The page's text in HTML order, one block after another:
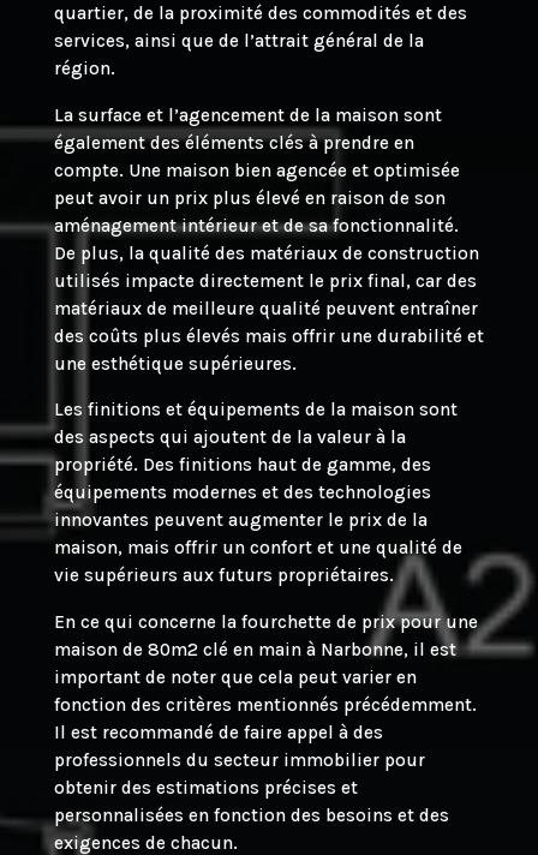
quartier, de la proximité des commodités et des
services, ainsi que de l’attrait général de la
région.
La surface et l’agencement de la maison sont
également des éléments clés à prendre en
compte. Une maison bien agencée et optimisée
peut avoir un prix plus élevé en raison de son
aménagement intérieur et de sa fonctionnalité.
De plus, la qualité des matériaux de construction
utilisés impacte directement le prix final, car des
matériaux de meilleure qualité peuvent entraîner
des coûts plus élevés mais offrir une durabilité et
une esthétique supérieures.
Les finitions et équipements de la maison sont
des aspects qui ajoutent de la valeur à la
propriété. Des finitions haut de gamme, des
équipements modernes et des technologies
innovantes peuvent augmenter le prix de la
maison, mais offrir un confort et une qualité de
vie supérieurs aux futurs propriétaires.
En ce qui concerne la fourchette de prix pour une
maison de 80m2 clé en main à Narbonne, il est
important de noter que cela peut varier en
fonction des critères mentionnés précédemment.
Il est recommandé de faire appel à des
professionnels du secteur immobilier pour
obtenir des estimations précises et
personnalisées en fonction des besoins et des
exigences de chacun.